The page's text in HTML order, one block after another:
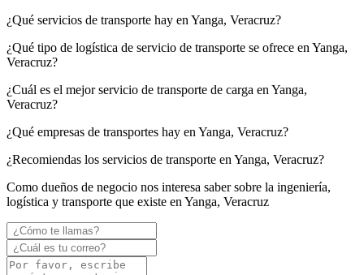
¿Qué servicios de transporte hay en Yanga, Veracruz?
¿Qué tipo de logística de servicio de transporte se ofrece en Yanga,
Veracruz?
¿Cuál es el mejor servicio de transporte de carga en Yanga,
Veracruz?
¿Qué empresas de transportes hay en Yanga, Veracruz?
¿Recomiendas los servicios de transporte en Yanga, Veracruz?
Como dueños de negocio nos interesa saber sobre la ingeniería,
logística y transporte que existe en Yanga, Veracruz